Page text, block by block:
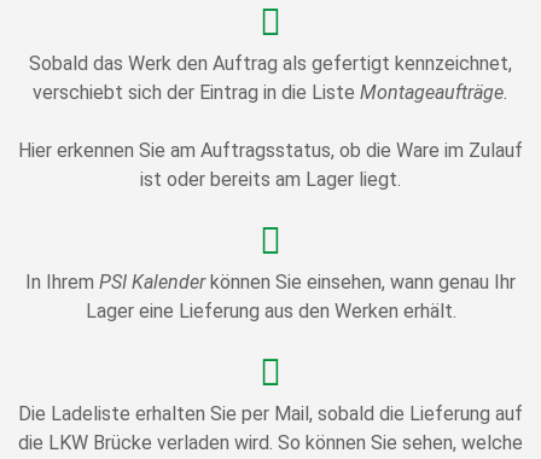
Sobald das Werk den Auftrag als gefertigt kennzeichnet,
verschiebt sich der Eintrag in die Liste Montageaufträge.
Hier erkennen Sie am Auftragsstatus, ob die Ware im Zulauf
ist oder bereits am Lager liegt.
In Ihrem PSI Kalenderkönnen Sie einsehen, wann genau Ihr
Lager eine Lieferung aus den Werken erhält.
Die Ladeliste erhalten Sie per Mail, sobald die Lieferung auf
die LKW Brücke verladen wird. So können Sie sehen, welche